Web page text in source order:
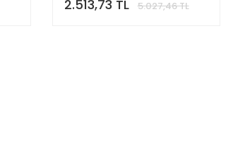
2.513,73 TL 5.027,46 TL